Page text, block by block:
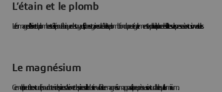
L’étain et le plomb
Le formage de l’étain et du plomb est réalisé pour fabriquer des tuyaux, fils, tubes et gaines de câbles. Le plomb fondu peut également s’exploiter à la place des billettes sur les presses à extrusion verticales.
Le magnésium
Ce métal peut être extrudé pour obtenir des pièces d’avion et des pièces de l’industrie nucléaire. Le magnésium apparaît à peu près aussi extrudable que l’aluminium.